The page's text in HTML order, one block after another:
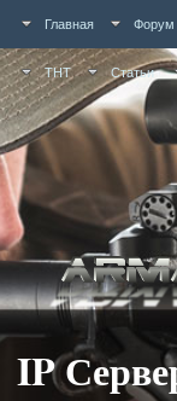
Главная Форум
ТНТ Статьи
IP